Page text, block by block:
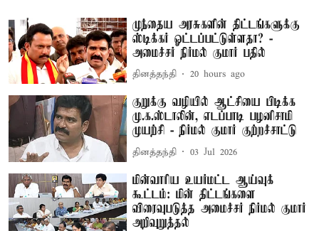
முந்தைய அரசுகளின் திட்டங்களுக்கு
ஸ்டிக்கர் ஓட்டப்பட்டுள்ளதா? -
அமைச்சர் நிர்மல் குமார் பதில்
தினத்தந்தி 20 hours ago
குறுக்கு வழியில் ஆட்சியை பிடிக்க
மு.க.ஸ்டாலின், எடப்பாடி பழனிசாமி
முயற்சி - நிர்மல் குமார் குற்றச்சாட்டு
தினத்தந்தி 03 Jul 2026
மின்வாரிய உயர்மட்ட ஆய்வுக்
கூட்டம்: மின் திட்டங்களை
விரைவுபடுத்த அமைச்சர் நிர்மல் குமார்
அறிவுறுத்தல்